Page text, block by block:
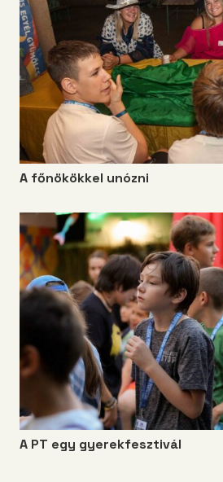
A főnökökkel unózni
A PT egy gyerekfesztivál